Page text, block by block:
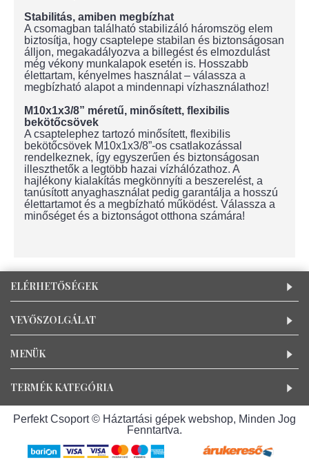
Stabilitás, amiben megbízhat
A csomagban található stabilizáló háromszög elem
biztosítja, hogy csaptelepe stabilan és biztonságosan
álljon, megakadályozva a billegést és elmozdulást
még vékony munkalapok esetén is. Hosszabb
élettartam, kényelmes használat – válassza a
megbízható alapot a mindennapi vízhasználathoz!
M10x1x3/8” méretű, minősített, flexibilis
bekötőcsövek
A csaptelephez tartozó minősített, flexibilis
bekötőcsövek M10x1x3/8”-os csatlakozással
rendelkeznek, így egyszerűen és biztonságosan
illeszthetők a legtöbb hazai vízhálózathoz. A
hajlékony kialakítás megkönnyíti a beszerelést, a
tanúsított anyaghasználat pedig garantálja a hosszú
élettartamot és a megbízható működést. Válassza a
minőséget és a biztonságot otthona számára!
ELÉRHETŐSÉGEK
VEVŐSZOLGÁLAT
MENÜK
TERMÉK KATEGÓRIA
Perfekt Csoport © Háztartási gépek webshop, Minden Jog
Fenntartva.